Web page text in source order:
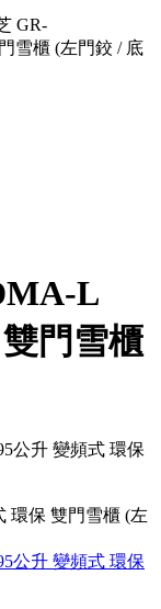
GR-
雪櫃 (左門鉸 / 底
L
門雪櫃
環保 雙門雪櫃 (左